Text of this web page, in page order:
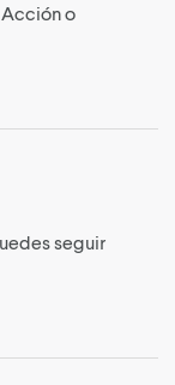
o
seguir